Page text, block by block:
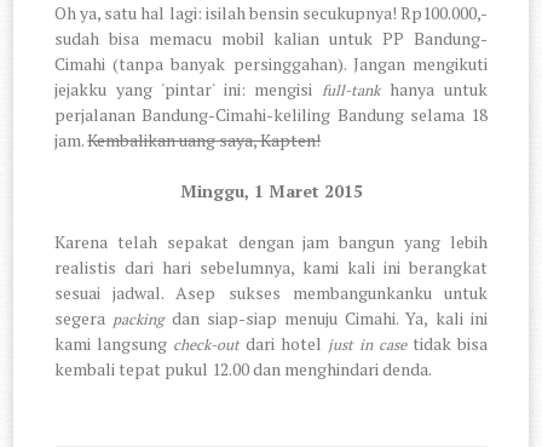
Oh ya, satu hal lagi: isilah bensin secukupnya! Rp100.000,-
sudah bisa memacu mobil kalian untuk PP Bandung-
Cimahi (tanpa banyak persinggahan). Jangan mengikuti
jejakku yang 'pintar' ini: mengisi full-tankhanya untuk
perjalanan Bandung-Cimahi-keliling Bandung selama 18
jam.Kembalikan uang saya, Kapten!
Minggu, 1 Maret 2015
Karena telah sepakat dengan jam bangun yang lebih
realistis dari hari sebelumnya, kami kali ini berangkat
sesuai jadwal. Asep sukses membangunkanku untuk
segera packing dan siap-siap menuju Cimahi. Ya, kali ini
kami langsung check-outdari hotel just in case tidak bisa
kembali tepat pukul 12.00 dan menghindari denda.